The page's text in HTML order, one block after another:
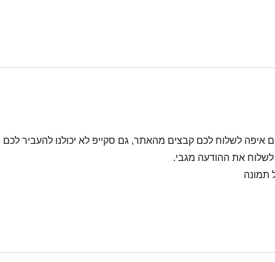
איפה לשלוח לכם קבצים מהאתר, גם סקייפ לא יכולנו להעביר לכם
תמונה